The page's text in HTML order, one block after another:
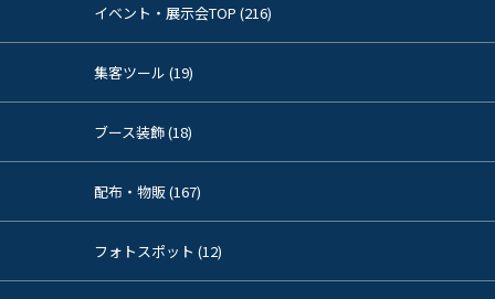
イベント・展示会TOP (216)
集客ツール (19)
ブース装飾 (18)
配布・物販 (167)
フォトスポット (12)